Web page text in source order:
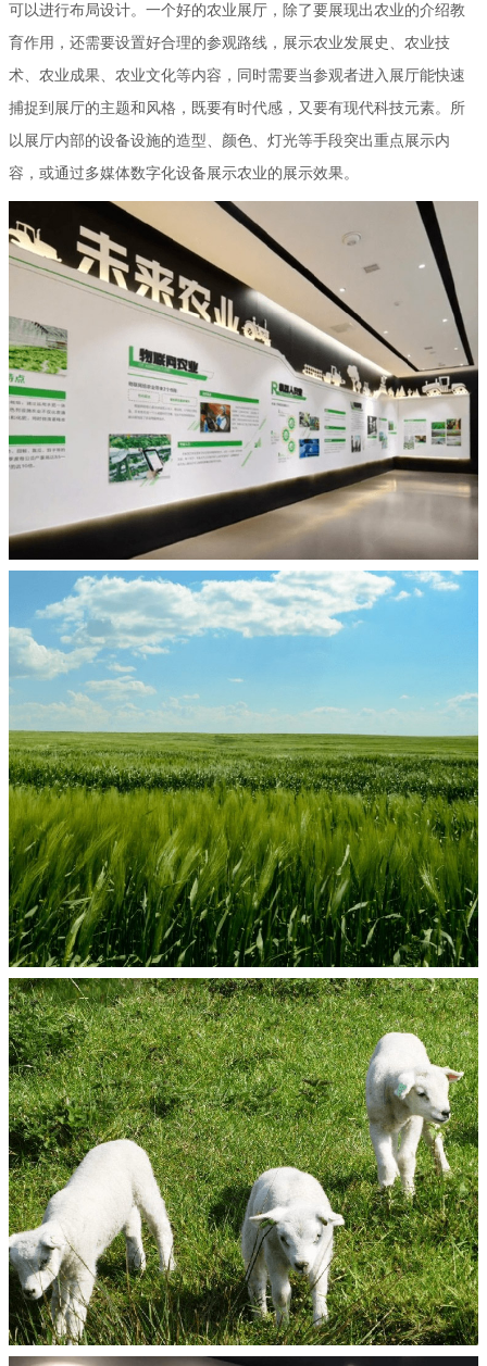
可以进行布局设计。一个好的农业展厅，除了要展现出农业的介绍教
育作用，还需要设置好合理的参观路线，展示农业发展史、农业技
术、农业成果、农业文化等内容，同时需要当参观者进入展厅能快速
捕捉到展厅的主题和风格，既要有时代感，又要有现代科技元素。所
以展厅内部的设备设施的造型、颜色、灯光等手段突出重点展示内
容，或通过多媒体数字化设备展示农业的展示效果。